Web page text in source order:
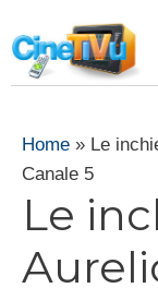
al
contenuto
Home » Le
Canale 5
Le